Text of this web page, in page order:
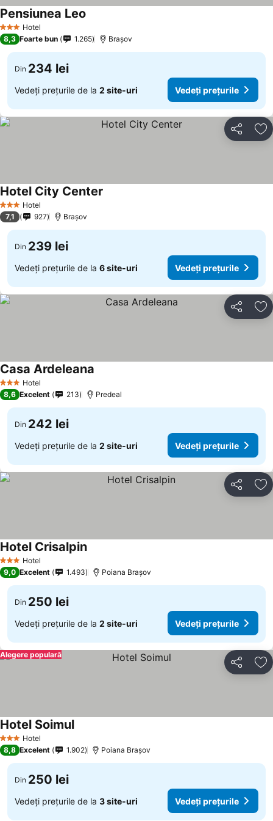
3 SteleHotel
Pensiunea Leo
8,3 Foarte bun 1.265 Brașov
Din 234 lei
Vedeți prețurile de la 2 site-uri Vedeți prețurile
Distribuiți
3 SteleHotel
Hotel City Center
7,1 927 Brașov
Din 239 lei
Vedeți prețurile de la 6 site-uri Vedeți prețurile
Distribuiți
3 SteleHotel
Casa Ardeleana
8,6 Excelent 213 Predeal
Din 242 lei
Vedeți prețurile de la 2 site-uri Vedeți prețurile
Distribuiți
3 SteleHotel
Hotel Crisalpin
9,0 Excelent 1.493 Poiana Braşov
Din 250 lei
Vedeți prețurile de la 2 site-uri Vedeți prețurile
Distribuiți
Alegere populară
3 SteleHotel
Hotel Soimul
8,8 Excelent 1.902 Poiana Braşov
Din 250 lei
Vedeți prețurile de la 3 site-uri Vedeți prețurile